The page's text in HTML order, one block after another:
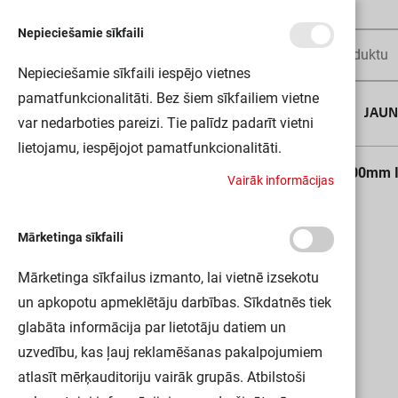
Gaismeklis v/a 81W 4000K 11000 lm 1500mm
Nepieciešamie sīkfaili
Nepieciešamie sīkfaili iespējo vietnes
pamatfunkcionalitāti. Bez šiem sīkfailiem vietne
var nedarboties pareizi. Tie palīdz padarīt vietni
lietojamu, iespējojot pamatfunkcionalitāti.
Vairāk informācijas
Mārketinga sīkfaili
Mārketinga sīkfailus izmanto, lai vietnē izsekotu
un apkopotu apmeklētāju darbības. Sīkdatnēs tiek
glabāta informācija par lietotāju datiem un
uzvedību, kas ļauj reklamēšanas pakalpojumiem
atlasīt mērķauditoriju vairāk grupās. Atbilstoši